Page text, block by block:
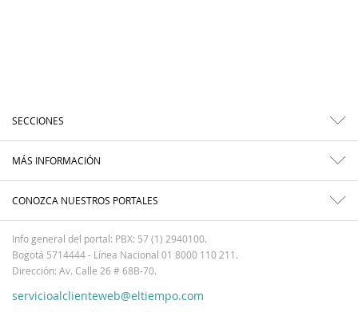
SECCIONES
MÁS INFORMACIÓN
CONOZCA NUESTROS PORTALES
Info general del portal: PBX: 57 (1) 2940100.
Bogotá 5714444 - Línea Nacional 01 8000 110 211.
Dirección: Av. Calle 26 # 68B-70.
servicioalclienteweb@eltiempo.com